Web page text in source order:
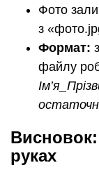
Фото
з
Формат:
файлу
руках